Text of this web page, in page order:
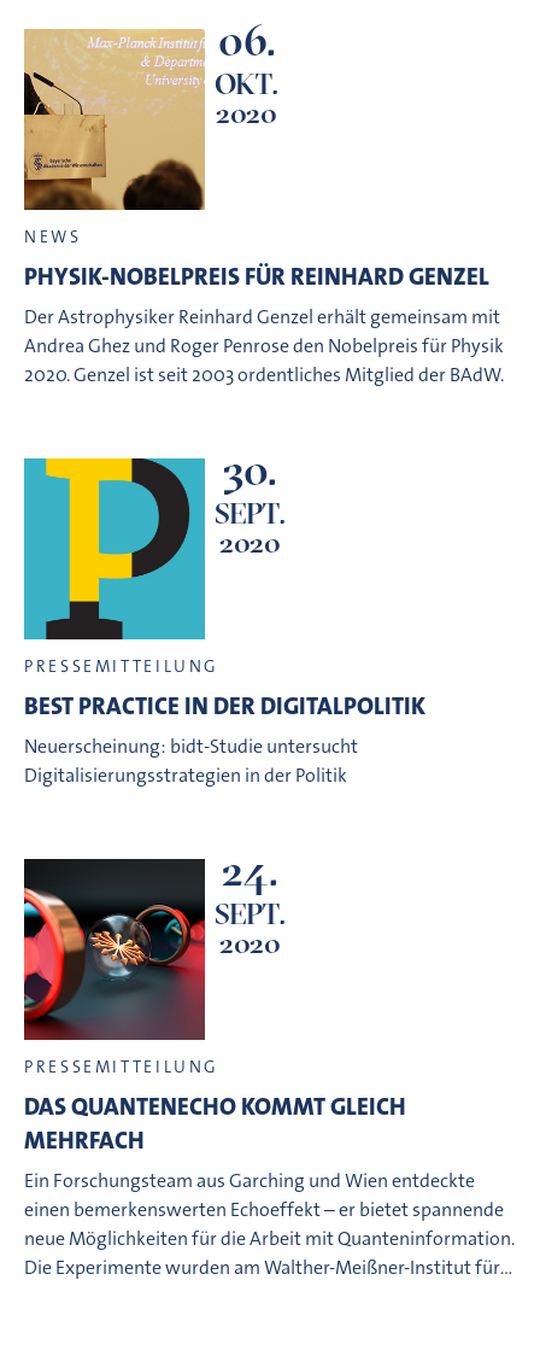
06.
OKT.
2020
NEWS
PHYSIK-NOBELPREIS FÜR REINHARD GENZEL
Der Astrophysiker Reinhard Genzel erhält gemeinsam mit
Andrea Ghez und Roger Penrose den Nobelpreis für Physik
2020. Genzel ist seit 2003 ordentliches Mitglied der BAdW.
30.
SEPT.
2020
PRESSEMITTEILUNG
BEST PRACTICE IN DER DIGITALPOLITIK
Neuerscheinung: bidt-Studie untersucht
Digitalisierungsstrategien in der Politik
24.
SEPT.
2020
PRESSEMITTEILUNG
DAS QUANTENECHO KOMMT GLEICH
MEHRFACH
Ein Forschungsteam aus Garching und Wien entdeckte
einen bemerkenswerten Echoeffekt – er bietet spannende
neue Möglichkeiten für die Arbeit mit Quanteninformation.
Die Experimente wurden am Walther-Meißner-Institut für…